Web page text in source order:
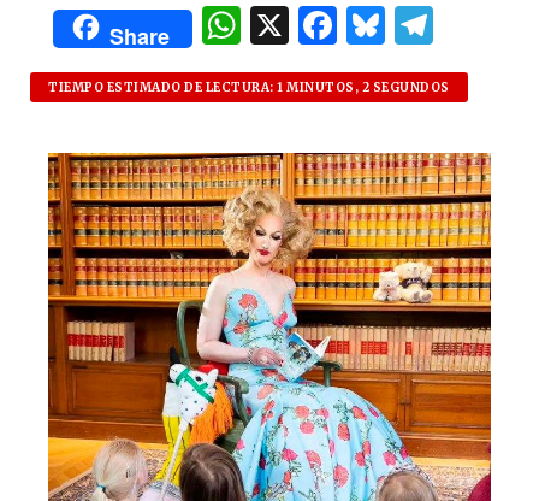
Share
W
h
at
s
A
p
p
X F
a
c
e
b
o
o
k
B
lu
es
k
y
el
e
g
ra
m
TIEMPO ESTIMADO DE LECTURA: 1 MINUTOS, 2 SEGUNDOS